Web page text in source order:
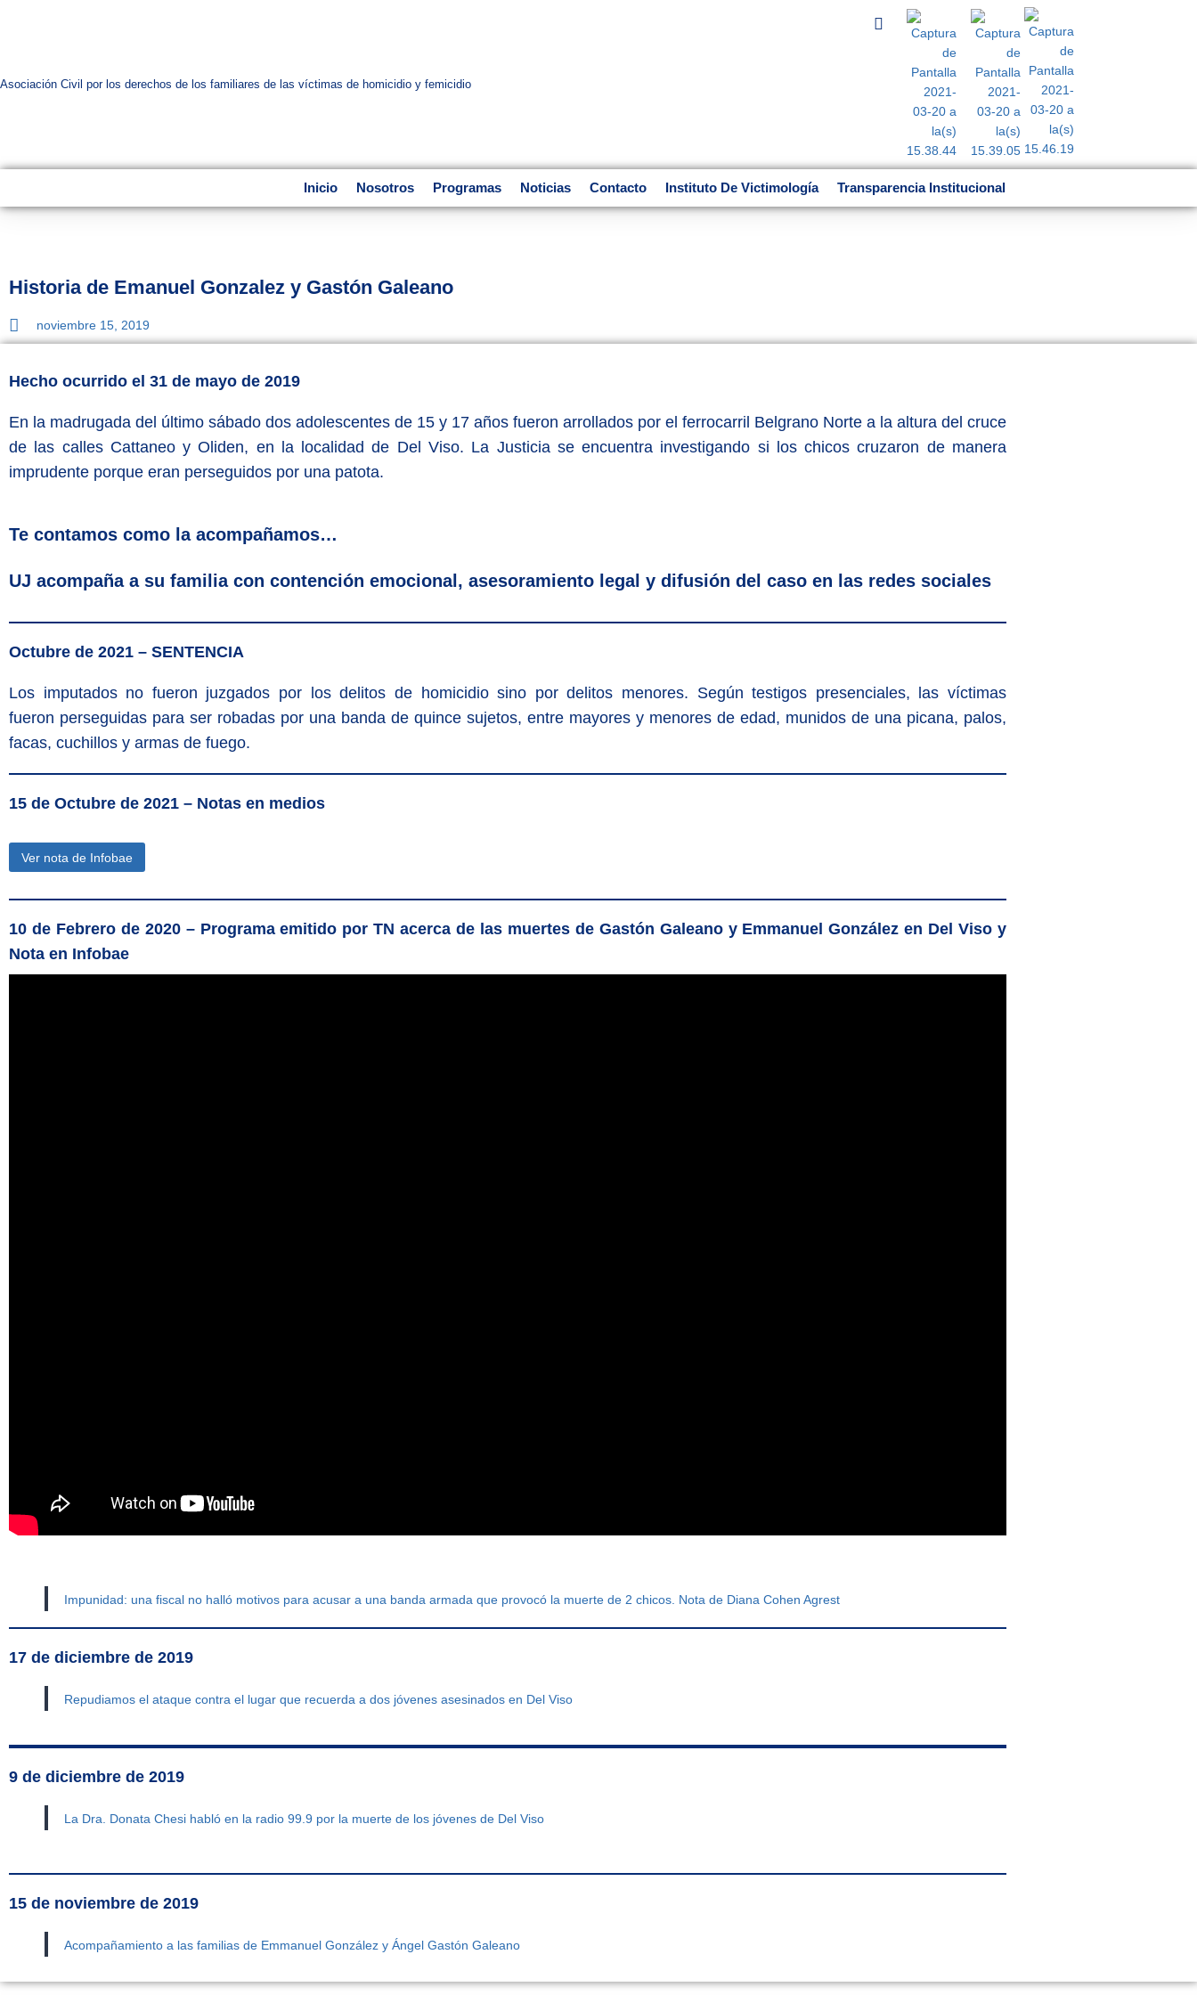
Asociación Civil por los derechos de los familiares de las víctimas de homicidio y femicidio
Inicio Nosotros Programas Noticias Contacto Instituto De Victimología Transparencia Institucional
Historia de Emanuel Gonzalez y Gastón Galeano
noviembre 15, 2019
Hecho ocurrido el 31 de mayo de 2019
En la madrugada del último sábado dos adolescentes de 15 y 17 años fueron arrollados por el ferrocarril Belgrano Norte a la altura del cruce
de las calles Cattaneo y Oliden, en la localidad de Del Viso. La Justicia se encuentra investigando si los chicos cruzaron de manera
imprudente porque eran perseguidos por una patota.
Te contamos como la acompañamos…
UJ acompaña a su familia con contención emocional, asesoramiento legal y difusión del caso en las redes sociales
Octubre de 2021 – SENTENCIA
Los imputados no fueron juzgados por los delitos de homicidio sino por delitos menores. Según testigos presenciales, las víctimas
fueron perseguidas para ser robadas por una banda de quince sujetos, entre mayores y menores de edad, munidos de una picana, palos,
facas, cuchillos y armas de fuego.
15 de Octubre de 2021 – Notas en medios
Ver nota de Infobae
10 de Febrero de 2020 – Programa emitido por TN acerca de las muertes de Gastón Galeano y Emmanuel González en Del Viso y
Nota en Infobae
Impunidad: una fiscal no halló motivos para acusar a una banda armada que provocó la muerte de 2 chicos. Nota de Diana Cohen Agrest
17 de diciembre de 2019
Repudiamos el ataque contra el lugar que recuerda a dos jóvenes asesinados en Del Viso
9 de diciembre de 2019
La Dra. Donata Chesi habló en la radio 99.9 por la muerte de los jóvenes de Del Viso
15 de noviembre de 2019
Acompañamiento a las familias de Emmanuel González y Ángel Gastón Galeano